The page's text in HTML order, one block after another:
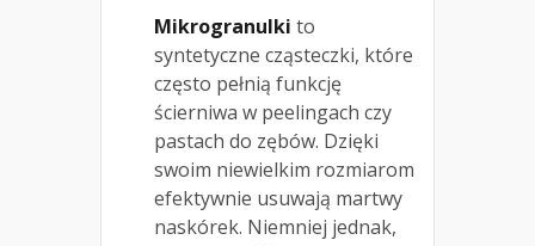
Mikrogranulki to
syntetyczne cząsteczki, które
często pełnią funkcję
ścierniwa w peelingach czy
pastach do zębów. Dzięki
swoim niewielkim rozmiarom
efektywnie usuwają martwy
naskórek. Niemniej jednak,